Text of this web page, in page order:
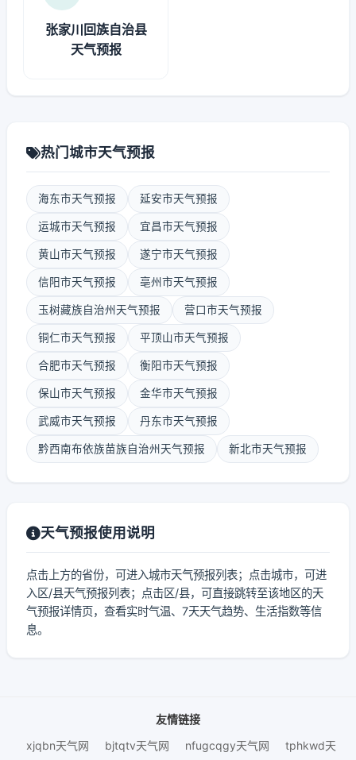
张家川回族自治县
天气预报
热门城市天气预报
海东市天气预报 延安市天气预报
运城市天气预报 宜昌市天气预报
黄山市天气预报 遂宁市天气预报
信阳市天气预报 亳州市天气预报
玉树藏族自治州天气预报 营口市天气预报
铜仁市天气预报 平顶山市天气预报
合肥市天气预报 衡阳市天气预报
保山市天气预报 金华市天气预报
武威市天气预报 丹东市天气预报
黔西南布依族苗族自治州天气预报 新北市天气预报
天气预报使用说明
点击上方的省份，可进入城市天气预报列表；点击城市，可进
入区/县天气预报列表；点击区/县，可直接跳转至该地区的天
气预报详情页，查看实时气温、7天天气趋势、生活指数等信
息。
友情链接
xjqbn天气网
bjtqtv天气网 nfugcqgy天气网
tphkwd天